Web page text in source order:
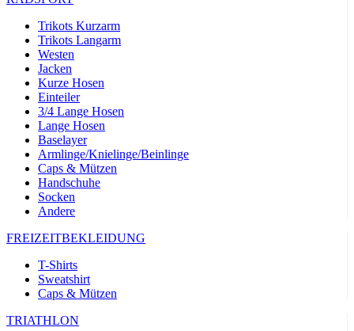
Trikots Kurzarm
Trikots Langarm
Westen
Jacken
Kurze Hosen
Einteiler
3/4 Lange Hosen
Lange Hosen
Baselayer
Armlinge/Knielinge/Beinlinge
Caps & Mützen
Handschuhe
Socken
Andere
FREIZEITBEKLEIDUNG
T-Shirts
Sweatshirt
Caps & Mützen
TRIATHLON